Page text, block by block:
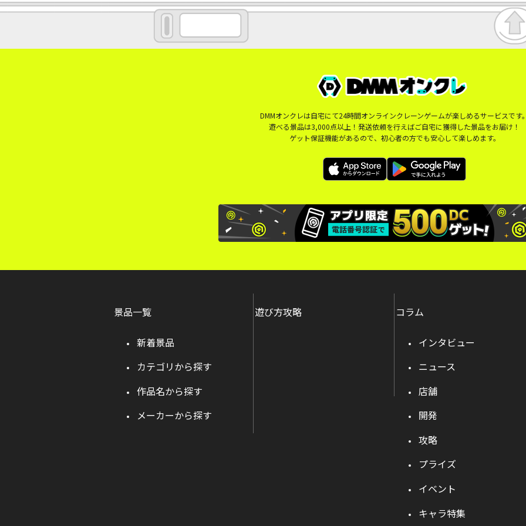
DMMオンクレは自宅にて24時間オンラインクレーンゲームが楽しめるサービスです
遊べる景品は3,000点以上！発送依頼を行えばご自宅に獲得した景品をお届け！
ゲット保証機能があるので、初心者の方でも安心して楽しめます。
景品一覧
新着景品
カテゴリから探す
作品名から探す
メーカーから探す
遊び方攻略 コラム
インタビュー
ニュース
店舗
開発
攻略
プライズ
イベント
キャラ特集